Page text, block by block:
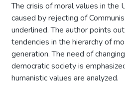
The crisis of moral values in the
caused by rejecting of Communist
underlined. The author points out
tendencies in the hierarchy of
generation. The need of changing
democratic society is emphasized.
humanistic values are analyzed.